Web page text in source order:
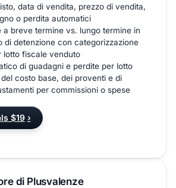
di Plusvalenze
data di vendita, prezzo di vendita,
o perdita automatici
a breve termine vs. lungo termine in
di detenzione con categorizzazione
lotto fiscale venduto
di guadagni e perdite per lotto
costo base, dei proventi e di
per commissioni o spese
$19 ›